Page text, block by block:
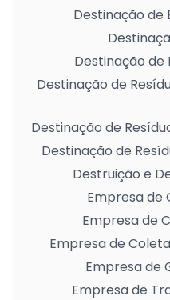
Destinação de
Destinação de
Destinação de
Destinação de
Destinação de
Destruição e
Empresa de
Empresa de
Empresa de
Empresa de
Empresa de